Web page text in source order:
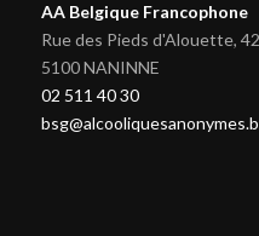
AA Belgique Francophone
Rue des Pieds d'Alouette,
5100 NANINNE
02 511 40 30